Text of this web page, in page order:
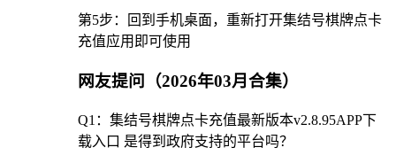
第5步：回到手机桌面，重新打开集结号棋牌点卡
充值应用即可使用
网友提问（2026年03月合集）
Q1：集结号棋牌点卡充值最新版本v2.8.95APP下
载入口 是得到政府支持的平台吗？